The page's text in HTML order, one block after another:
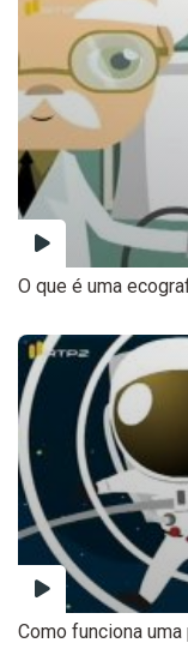
O que é uma
Como funciona uma